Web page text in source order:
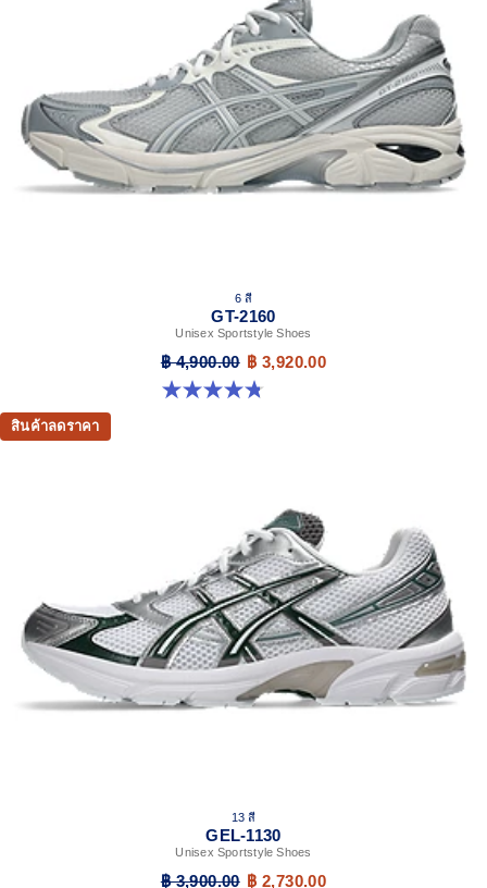
At least 30% of the upper's synthetic fiber is made with
The sockliner is produced with the solution dyeing
process that reduces water usage by approximately
33% and carbon emissions by approximately 45%
compared to the conventional dyeing technology
6 สี
GT-2160
Unisex Sportstyle Shoes
฿ 4,900.00 ฿ 3,920.00
4.8 จาก 5 ดาว 457 รีวิว
สินค้าลดราคา
13 สี
GEL-1130
Unisex Sportstyle Shoes
฿ 3,900.00 ฿ 2,730.00